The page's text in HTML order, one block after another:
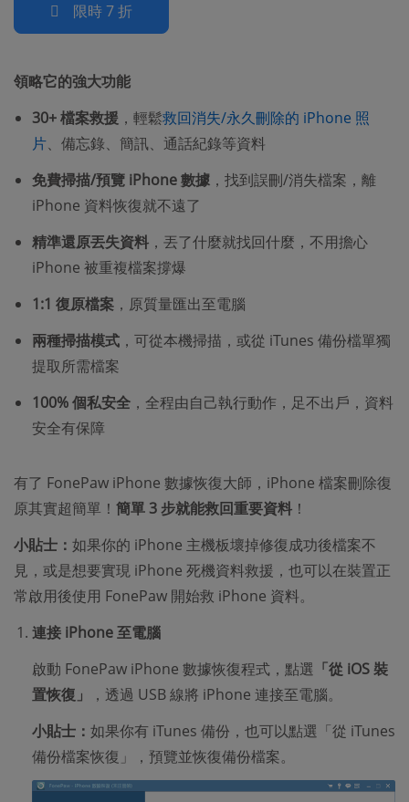
限時 7 折
領略它的強大功能
30+ 檔案救援 ，輕鬆救回消失/永久刪除的 iPhone 照
片、備忘錄、簡訊、通話紀錄等資料
免費掃描/預覽 iPhone 數據 ，找到誤刪/消失檔案，離
iPhone 資料恢復就不遠了
精準還原丟失資料 ，丟了什麼就找回什麼，不用擔心
iPhone 被重複檔案撐爆
1:1 復原檔案 ，原質量匯出至電腦
兩種掃描模式 ，可從本機掃描，或從 iTunes 備份檔單獨
提取所需檔案
100% 個私安全 ，全程由自己執行動作，足不出戶，資料
安全有保障
有了 FonePaw iPhone 數據恢復大師，iPhone 檔案刪除復
原其實超簡單！ 簡單 3 步就能救回重要資料 ！
小貼士： 如果你的 iPhone 主機板壞掉修復成功後檔案不
見，或是想要實現 iPhone 死機資料救援，也可以在裝置正
常啟用後使用 FonePaw 開始救 iPhone 資料。
連接 iPhone 至電腦
啟動 FonePaw iPhone 數據恢復程式，點選 「從 iOS 裝
置恢復」
，透過 USB 線將 iPhone 連接至電腦。
小貼士： 如果你有 iTunes 備份，也可以點選「從 iTunes
備份檔案恢復」，預覽並恢復備份檔案。